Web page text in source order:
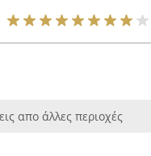
απο άλλες περιοχές